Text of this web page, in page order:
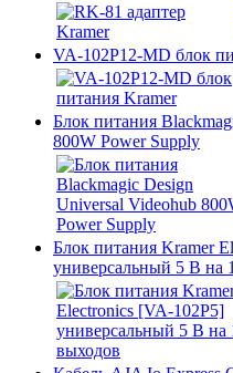
VA-102P12-MD блок
Блок питания
800W Power Supply
Блок питания Kramer
универсальный 5 В на